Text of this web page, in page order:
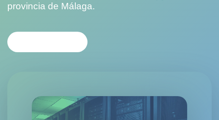
provincia de Málaga.